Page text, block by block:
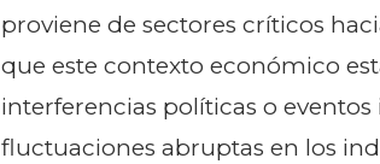
proviene de sectores críticos
que este contexto económico
interferencias políticas o
fluctuaciones abruptas en los